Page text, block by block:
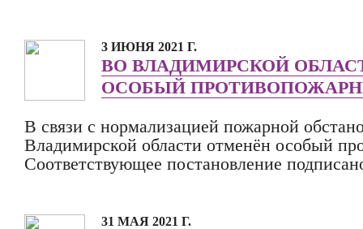
3 ИЮНЯ 2021 Г.
ВО ВЛАДИМИРСКОЙ
ОСОБЫЙ
В связи с нормализацией пожарной
Владимирской области отменён особый
Соответствующее постановление
31 МАЯ 2021 Г.